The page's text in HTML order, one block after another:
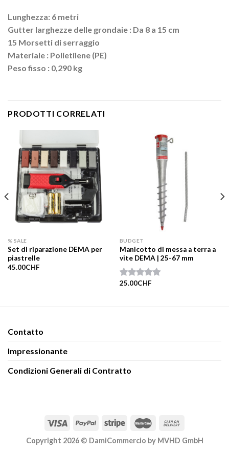
Lunghezza: 6 metri
Gutter larghezze delle grondaie : Da 8 a 15 cm
15 Morsetti di serraggio
Materiale : Polietilene (PE)
Peso fisso : 0,290 kg
PRODOTTI CORRELATI
% SALE
Set di riparazione DEMA per
piastrelle
45.00CHF
BUDGET
Manicotto di messa a terra a
vite DEMA | 25-67 mm
Valutato
25.00CHF
Contatto​
Impressionante
Condizioni Generali di Contratto
Copyright 2026 © DamiCommercio by MVHD GmbH